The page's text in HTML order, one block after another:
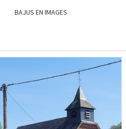
BAJUS EN IMAGES